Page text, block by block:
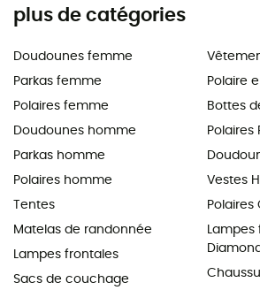
plus de catégories
Doudounes femme
Parkas femme
Polaires femme
Doudounes homme
Parkas homme
Polaires homme
Tentes
Matelas de randonnée
Lampes frontales
Sacs de couchage
Polaire
Bottes
Polaires
Vestes
Polaires
Lampes
Diamond